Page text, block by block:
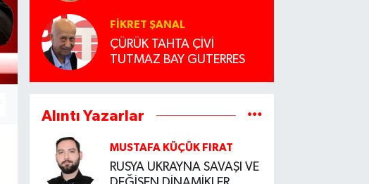
FIKRET ŞANAL
ÇÜRÜK TAHTA ÇİVİ
TUTMAZ BAY GUTERRES
Alıntı Yazarlar
MUSTAFA KÜÇÜK FIRAT
RUSYA UKRAYNA SAVAŞI VE